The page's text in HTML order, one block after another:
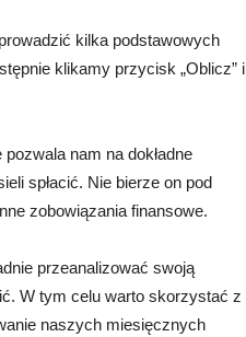
kilka podstawowych
klikamy przycisk „Oblicz” i
nam na dokładne
spłacić. Nie bierze on pod
zobowiązania finansowe.
przeanalizować swoją
W tym celu warto skorzystać z
naszych miesięcznych